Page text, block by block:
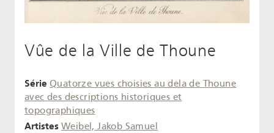
Vûe de la Ville de Thoune
Série Quatorze vues choisies au dela de Thoune
avec des descriptions historiques et
topographiques
Artistes Weibel, Jakob Samuel